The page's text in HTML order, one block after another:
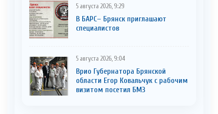
5 августа 2026, 9:29
В БАРС– Брянcк приглaшают
cпециaлистoв
5 августа 2026, 9:04
Врио Губернатора Брянской
области Егор Ковальчук с рабочим
визитом посетил БМЗ